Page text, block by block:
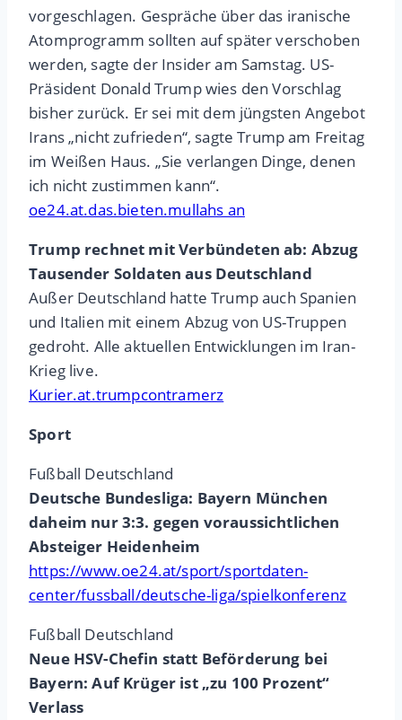
vorgeschlagen. Gespräche über das iranische
Atomprogramm sollten auf später verschoben
werden, sagte der Insider am Samstag. US-
Präsident Donald Trump wies den Vorschlag
bisher zurück. Er sei mit dem jüngsten Angebot
Irans „nicht zufrieden“, sagte Trump am Freitag
im Weißen Haus. „Sie verlangen Dinge, denen
ich nicht zustimmen kann“.
oe24.at.das.bieten.mullahs an
Trump rechnet mit Verbündeten ab: Abzug
Tausender Soldaten aus Deutschland
Außer Deutschland hatte Trump auch Spanien
und Italien mit einem Abzug von US-Truppen
gedroht. Alle aktuellen Entwicklungen im Iran-
Krieg live.
Kurier.at.trumpcontramerz
Sport
Fußball Deutschland
Deutsche Bundesliga: Bayern München
daheim nur 3:3. gegen voraussichtlichen
Absteiger Heidenheim
https://www.oe24.at/sport/sportdaten-
center/fussball/deutsche-liga/spielkonferenz
Fußball Deutschland
Neue HSV-Chefin statt Beförderung bei
Bayern: Auf Krüger ist „zu 100 Prozent“
Verlass